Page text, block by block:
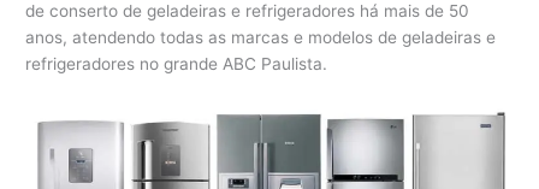
de conserto de geladeiras e refrigeradores há mais de 50
anos, atendendo todas as marcas e modelos de geladeiras e
refrigeradores no grande ABC Paulista.